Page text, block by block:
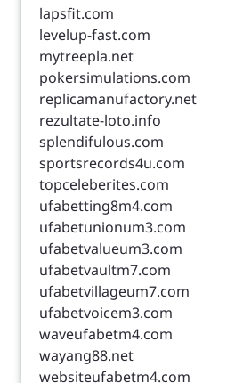
lapsfit.com
levelup-fast.com
mytreepla.net
pokersimulations.com
replicamanufactory.net
rezultate-loto.info
splendifulous.com
sportsrecords4u.com
topceleberites.com
ufabetting8m4.com
ufabetunionum3.com
ufabetvalueum3.com
ufabetvaultm7.com
ufabetvillageum7.com
ufabetvoicem3.com
waveufabetm4.com
wayang88.net
websiteufabetm4.com